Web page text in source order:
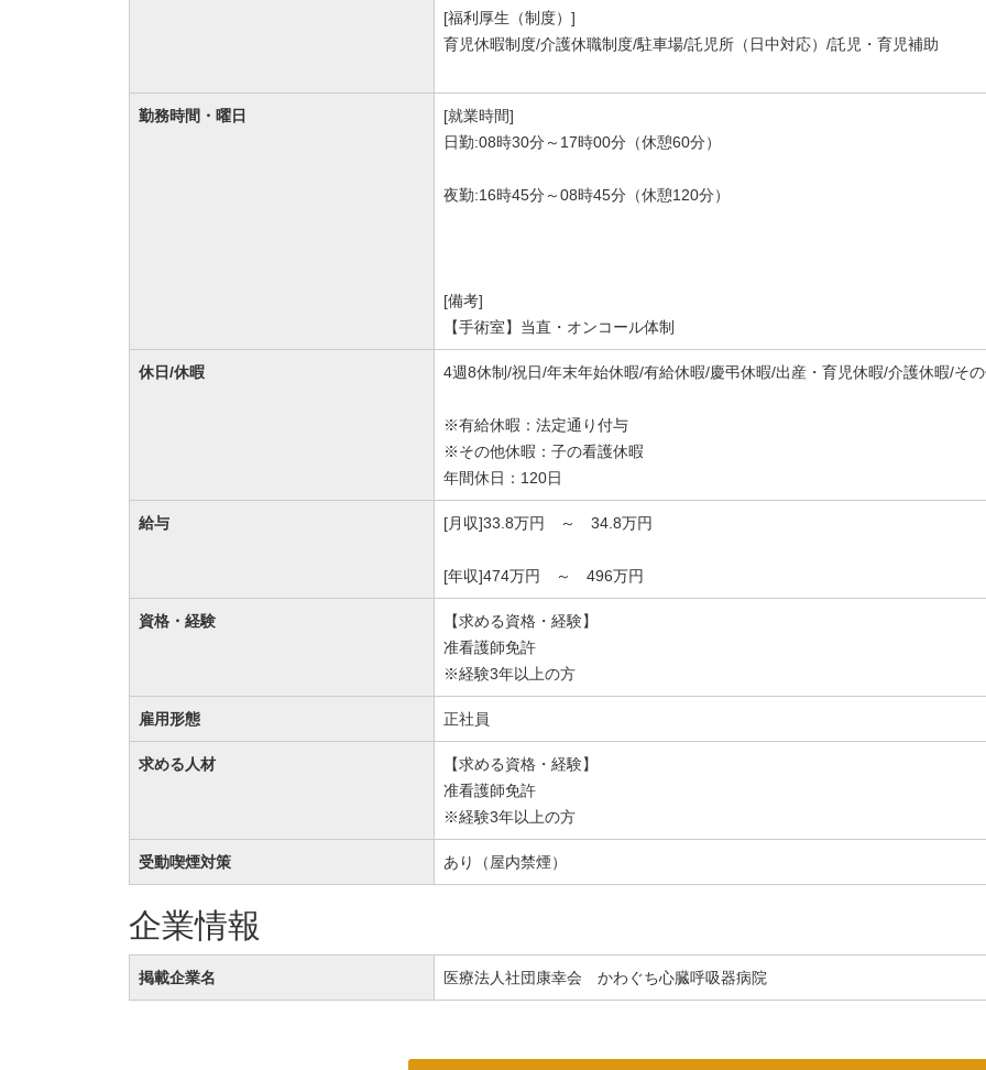
[福利厚生（制度）]
育児休暇制度/介護休職制度/駐車場/託児所（日中対応）/託児・育児補助
勤務時間・曜日
[就業時間]
日勤:08時30分～17時00分（休憩60分）
夜勤:16時45分～08時45分（休憩120分）
[備考]
【手術室】当直・オンコール体制
休日/休暇 4週8休制/祝日/年末年始休暇/有給休暇/慶弔休暇/出産・育児休暇/介護休暇/そ
※有給休暇：法定通り付与
※その他休暇：子の看護休暇
年間休日：120日
給与 [月収]33.8万円 ～ 34.8万円
[年収]474万円 ～ 496万円
資格・経験
【求める資格・経験】
准看護師免許
※経験3年以上の方
雇用形態 正社員
求める人材
【求める資格・経験】
准看護師免許
※経験3年以上の方
受動喫煙対策 あり（屋内禁煙）
企業情報
掲載企業名 医療法人社団康幸会 かわぐち心臓呼吸器病院